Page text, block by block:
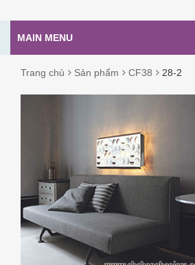
MAIN MENU
Trang chủ Sản phẩm CF38 28-2